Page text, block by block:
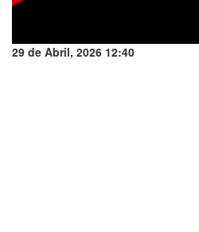
29 de Abril, 2026 12:40